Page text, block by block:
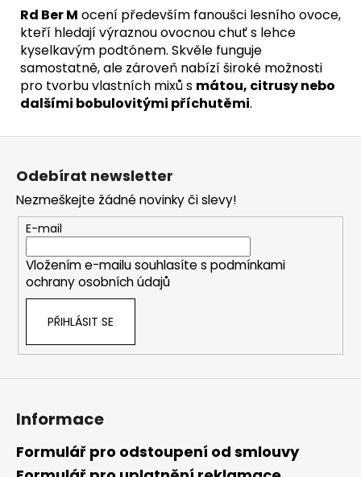
Rd Ber M ocení především fanoušci lesního ovoce,
kteří hledají výraznou ovocnou chuť s lehce
kyselkavým podtónem. Skvěle funguje
samostatně, ale zároveň nabízí široké možnosti
pro tvorbu vlastních mixů s mátou, citrusy nebo
dalšími bobulovitými příchutěmi.
Odebírat newsletter
Nezmeškejte žádné novinky či slevy!
E-mail
Vložením e-mailu souhlasíte s podmínkami
ochrany osobních údajů
PŘIHLÁSIT SE
Informace
Formulář pro odstoupení od smlouvy